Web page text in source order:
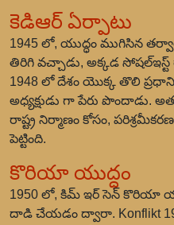
కెడిఆర్ ఏర్పాటు
1945 లో, యుద్ధం ముగిసిన
తిరిగి వచ్చాడు, అక్కడ
1948 లో దేశం యొక్క తొలి
అధ్యక్షుడు గా పేరు పొందాడు.
రాష్ట్ర నిర్మాణం కోసం,
పెట్టింది.
కొరియా యుద్ధం
1950 లో, కిమ్ ఇర్ సెన్ కొరియా
దాడి చేయడం ద్వారా. Konflikt